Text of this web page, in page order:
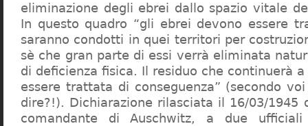
eliminazione degli ebrei dallo spazio vitale
In questo quadro “gli ebrei devono essere
saranno condotti in quei territori per
sè che gran parte di essi verrà eliminata
di deficienza fisica. Il residuo che continuerà
essere trattata di conseguenza” (secondo
dire?!). Dichiarazione rilasciata il 16/03/1945
comandante di Auschwitz, a due